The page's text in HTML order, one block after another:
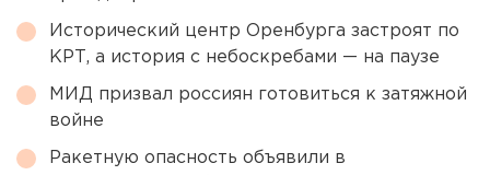
Исторический центр Оренбурга застроят по
КРТ, а история с небоскребами — на паузе
МИД призвал россиян готовиться к затяжной
войне
Ракетную опасность объявили в